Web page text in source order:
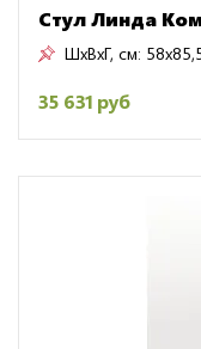
Стул Линда
ШxВxГ, см:
35 631 руб